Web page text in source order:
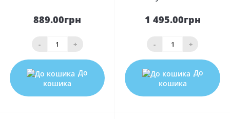
889.00грн
- +
До
кошика
1 495.00грн
- +
До
кошика